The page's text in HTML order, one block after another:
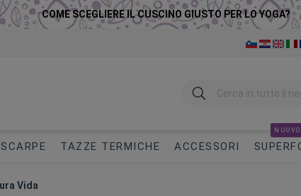
COME SCEGLIERE IL CUSCINO GIUSTO PER LO YOGA?
Ricerca
SCARPE TAZZE TERMICHE ACCESSORI
NUOVO
Vida